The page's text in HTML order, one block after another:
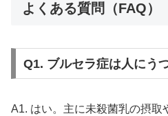
よくある質問（FAQ）
Q1. ブルセラ症は人にう
A1. はい。主に未殺菌乳の摂取